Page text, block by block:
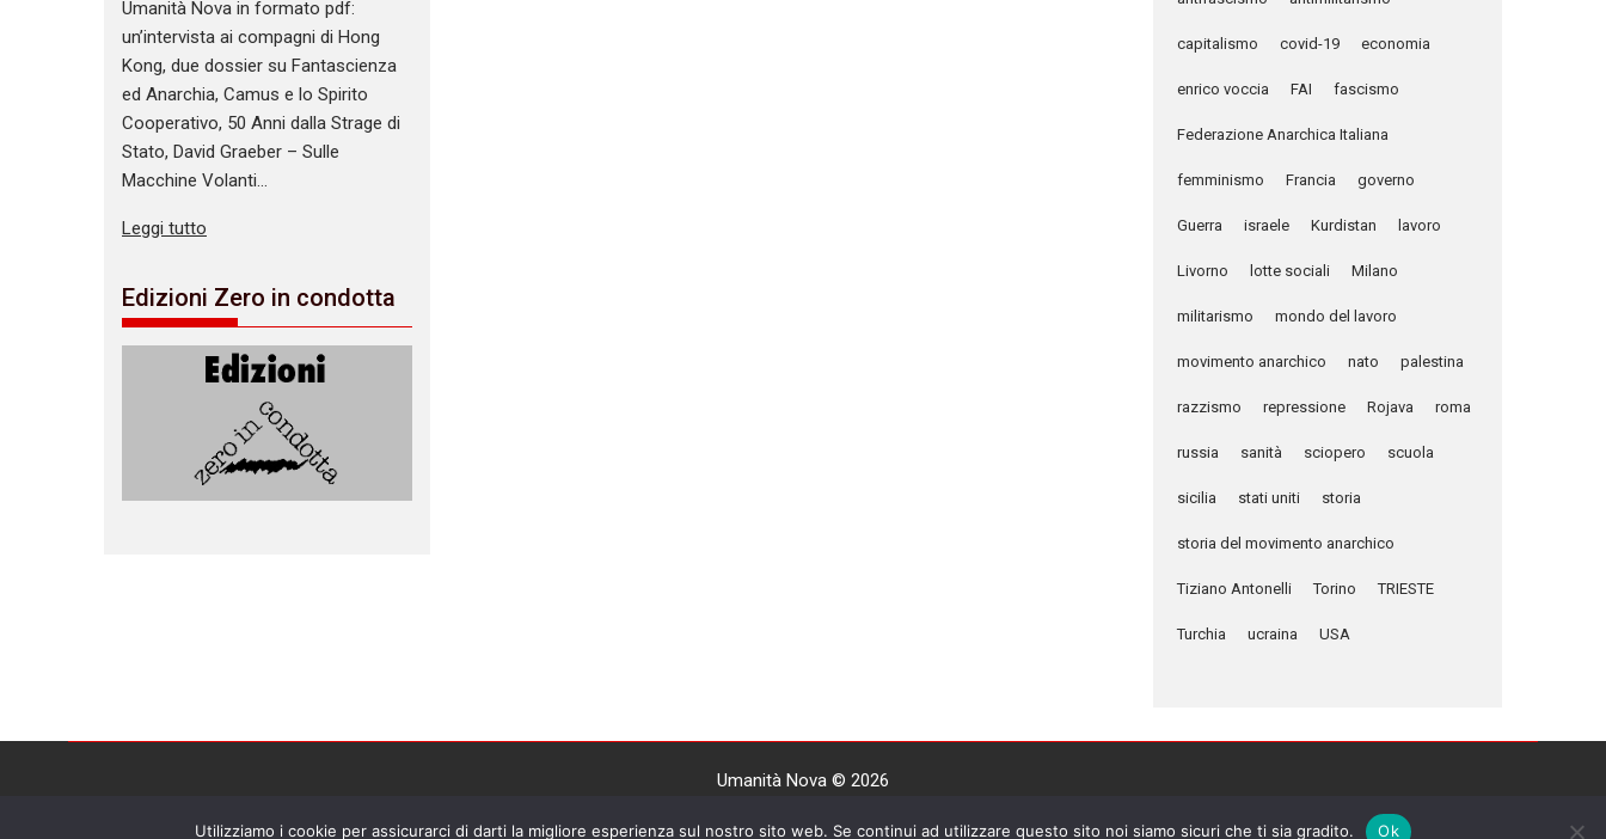
Umanità Nova in formato pdf:
un’intervista ai compagni di Hong
Kong, due dossier su Fantascienza
ed Anarchia, Camus e lo Spirito
Cooperativo, 50 Anni dalla Strage di
Stato, David Graeber – Sulle
Macchine Volanti…
Leggi tutto
Edizioni Zero in condotta
capitalismo covid-19 economia
enrico voccia FAI fascismo
Federazione Anarchica Italiana
femminismo Francia governo
Guerra israele Kurdistan lavoro
Livorno lotte sociali Milano
militarismo mondo del lavoro
movimento anarchico nato palestina
razzismo repressione Rojava roma
russia sanità sciopero scuola
sicilia stati uniti storia
storia del movimento anarchico
Tiziano Antonelli Torino TRIESTE
Turchia ucraina USA
Umanità Nova © 2026
Settimanale anarchico fondato nel 1920 da Errico Malatesta
Utilizziamo i cookie per assicurarci di darti la migliore esperienza sul nostro sito web. Se continui ad utilizzare questo sito noi siamo sicuri che ti sia gradito. Ok